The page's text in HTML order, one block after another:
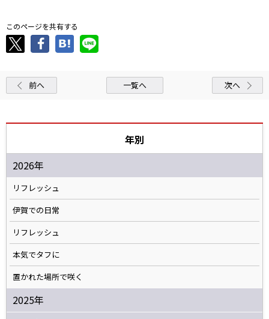
このページを共有する
前へ 一覧へ 次へ
年別
2026年
リフレッシュ
伊賀での日常
リフレッシュ
本気でタフに
置かれた場所で咲く
2025年